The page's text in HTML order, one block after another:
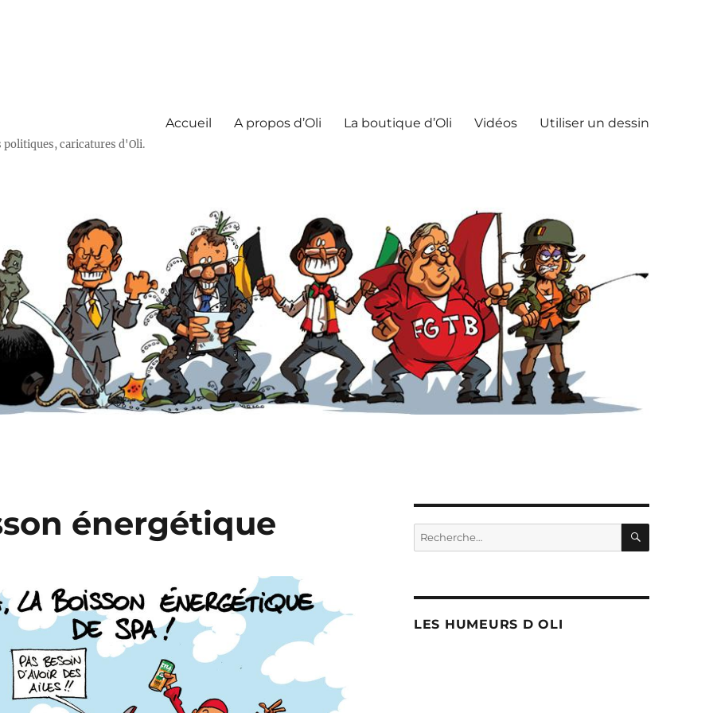
caricatures d'Oli.
Accueil A propos d’Oli La boutique d’Oli Vidéos Utiliser un dessin
énergétique
Recherche
pour :
LES HUMEURS D OLI